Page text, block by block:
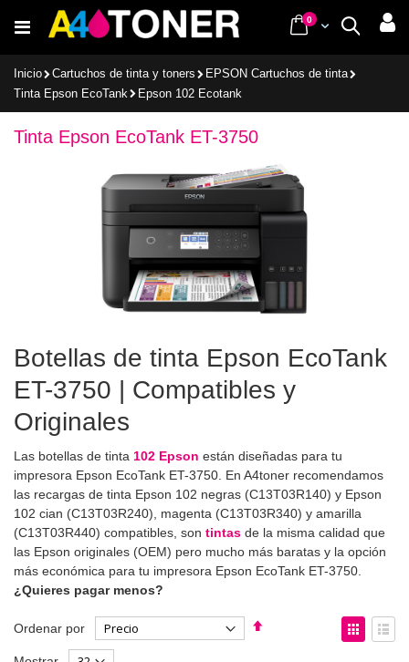
al
Buscar
Cart
0items
Inicio Cartuchos de tinta y toners
EPSON Cartuchos de tinta
Tinta Epson EcoTank
Epson 102 Ecotank
Tinta Epson EcoTank ET-3750
Botellas de tinta Epson EcoTank
ET-3750 | Compatibles y
Originales
Las botellas de tinta 102 Epson están diseñadas para tu
impresora Epson EcoTank ET-3750. En A4toner recomendamos
las recargas de tinta Epson 102 negras (C13T03R140) y Epson
102 cian (C13T03R240), magenta (C13T03R340) y amarilla
(C13T03R440) compatibles, son tintas de la misma calidad que
las Epson originales (OEM) pero mucho más baratas y la opción
más económica para tu impresora Epson EcoTank ET-3750.
¿Quieres pagar menos?
Ordenar por
Fijar
Ver
como